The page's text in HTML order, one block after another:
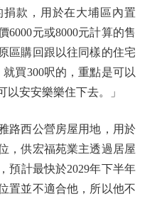
款，用於在大埔區內置
6000元或8000元計算的售
區購回跟以往同樣的住宅
買300呎的，重點是可以
安安樂樂住下去。」
西公營房屋用地，用於
，供宏福苑業主透過居屋
預計最快於2029年下半年
置並不適合他，所以他不